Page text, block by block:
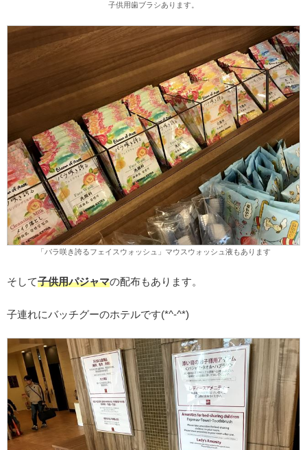
子供用歯ブラシあります。
「バラ咲き誇るフェイスウォッシュ」マウスウォッシュ液もあります
そして子供用パジャマの配布もあります。
子連れにバッチグーのホテルです(*^-^*)